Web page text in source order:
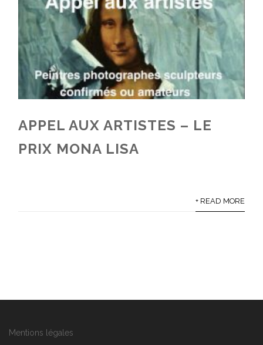
APPEL AUX ARTISTES – LE
PRIX MONA LISA
+ READ MORE
Mentions légales